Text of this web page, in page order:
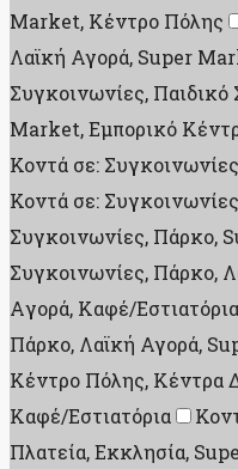
Market, Κέντρο Πόλης
Λαϊκή Αγορά, Super
Συγκοινωνίες,
Market, Εμπορικό
Κοντά σε:
Κοντά σε:
Συγκοινωνίες, Πάρκο,
Συγκοινωνίες, Πάρκο,
Aγορά, Καφέ/Εστιατόρια
Πάρκο, Λαϊκή Αγορά,
Κέντρο Πόλης, Κέντρα
Καφέ/Εστιατόρια
Πλατεία, Εκκλησία,